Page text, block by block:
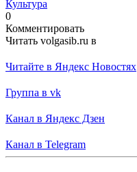
Культура
0
Комментировать
Читать volgasib.ru в
Читайте в Яндекс Новостях
Группа в vk
Канал в Яндекс Дзен
Канал в Telegram